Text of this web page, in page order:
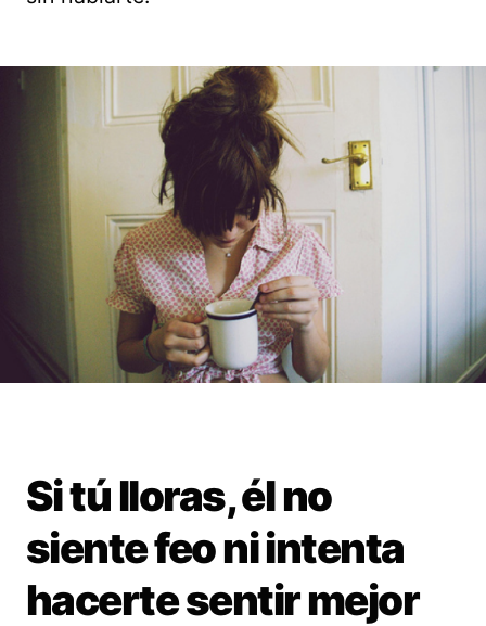
Si tú lloras, él no
siente feo ni intenta
hacerte sentir mejor